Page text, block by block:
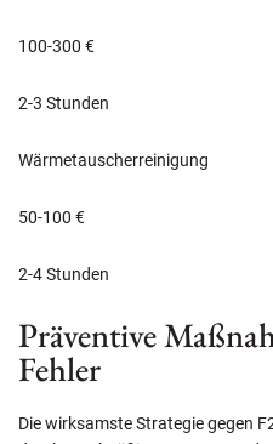
100-300 €
2-3 Stunden
Wärmetauscherreinigung
50-100 €
2-4 Stunden
Präventive
Fehler
Die wirksamste Strategie gegen